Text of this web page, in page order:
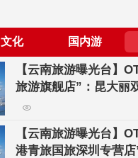
文化 国内游
【云南旅游曝光台】
旅游旗舰店”：昆大丽
2080元？需谨慎！
【云南旅游曝光台】
港青旅国旅深圳专营